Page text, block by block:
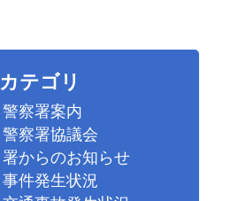
カテゴリ
警察署案内
警察署協議会
署からのお知らせ
事件発生状況